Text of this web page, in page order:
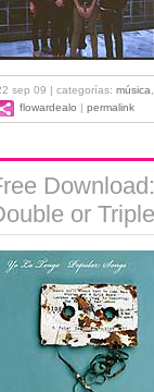
sep 09 | categorías: música
flowardealo | permalink
or Triple